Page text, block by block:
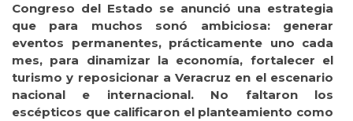
Congreso del Estado se anunció una estrategia
que para muchos sonó ambiciosa: generar
eventos permanentes, prácticamente uno cada
mes, para dinamizar la economía, fortalecer el
turismo y reposicionar a Veracruz en el escenario
nacional e internacional. No faltaron los
escépticos que calificaron el planteamiento como